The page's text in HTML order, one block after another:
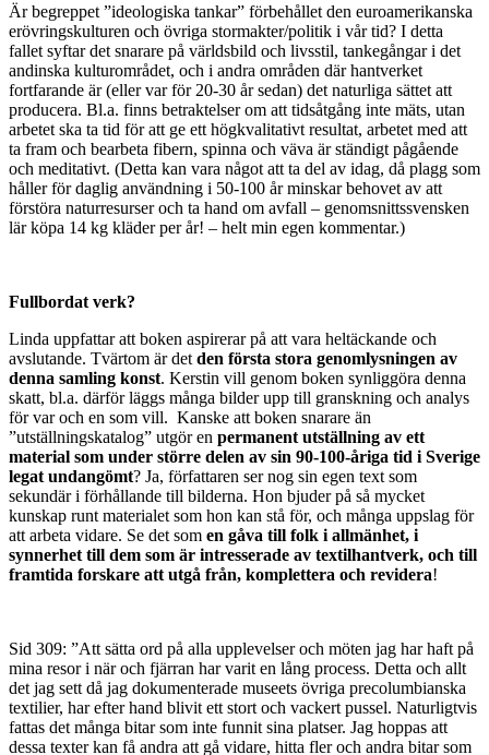
Är begreppet ”ideologiska tankar” förbehållet den euroamerikanska
erövringskulturen och övriga stormakter/politik i vår tid? I detta
fallet syftar det snarare på världsbild och livsstil, tankegångar i det
andinska kulturområdet, och i andra områden där hantverket
fortfarande är (eller var för 20-30 år sedan) det naturliga sättet att
producera. Bl.a. finns betraktelser om att tidsåtgång inte mäts, utan
arbetet ska ta tid för att ge ett högkvalitativt resultat, arbetet med att
ta fram och bearbeta fibern, spinna och väva är ständigt pågående
och meditativt. (Detta kan vara något att ta del av idag, då plagg som
håller för daglig användning i 50-100 år minskar behovet av att
förstöra naturresurser och ta hand om avfall – genomsnittssvensken
lär köpa 14 kg kläder per år! – helt min egen kommentar.)
Fullbordat verk?
Linda uppfattar att boken aspirerar på att vara heltäckande och
avslutande. Tvärtom är det den första stora genomlysningen av
denna samling konst. Kerstin vill genom boken synliggöra denna
skatt, bl.a. därför läggs många bilder upp till granskning och analys
för var och en som vill. Kanske att boken snarare än
”utställningskatalog” utgör en permanent utställning av ett
material som under större delen av sin 90-100-åriga tid i Sverige
legat undangömt? Ja, författaren ser nog sin egen text som
sekundär i förhållande till bilderna. Hon bjuder på så mycket
kunskap runt materialet som hon kan stå för, och många uppslag för
att arbeta vidare. Se det som en gåva till folk i allmänhet, i
synnerhet till dem som är intresserade av textilhantverk, och till
framtida forskare att utgå från, komplettera och revidera!
Sid 309: ”Att sätta ord på alla upplevelser och möten jag har haft på
mina resor i när och fjärran har varit en lång process. Detta och allt
det jag sett då jag dokumenterade museets övriga precolumbianska
textilier, har efter hand blivit ett stort och vackert pussel. Naturligtvis
fattas det många bitar som inte funnit sina platser. Jag hoppas att
dessa texter kan få andra att gå vidare, hitta fler och andra bitar som